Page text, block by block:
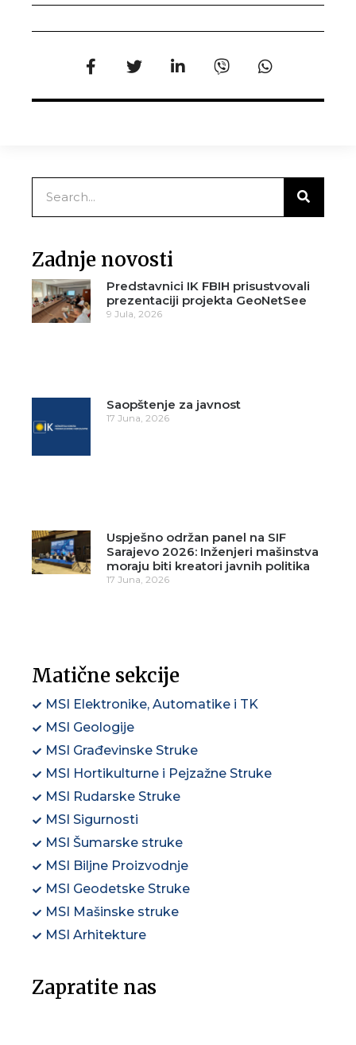
Zadnje novosti
Predstavnici IK FBIH prisustvovali
prezentaciji projekta GeoNetSee
9 Jula, 2026
Saopštenje za javnost
17 Juna, 2026
Uspješno održan panel na SIF
Sarajevo 2026: Inženjeri mašinstva
moraju biti kreatori javnih politika
17 Juna, 2026
Matične sekcije
MSI Elektronike, Automatike i TK
MSI Geologije
MSI Građevinske Struke
MSI Hortikulturne i Pejzažne Struke
MSI Rudarske Struke
MSI Sigurnosti
MSI Šumarske struke
MSI Biljne Proizvodnje
MSI Geodetske Struke
MSI Mašinske struke
MSI Arhitekture
Zapratite nas